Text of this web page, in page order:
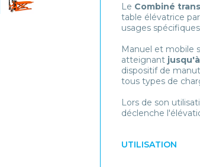
Le Combiné
table élévatrice
usages
Manuel et mobile
atteignant
dispositif de
tous types de
Lors de son
déclenche
UTILISATION